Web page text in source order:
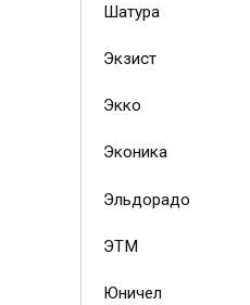
Шатура
Экзист
Экко
Эконика
Эльдорадо
ЭТМ
Юничел